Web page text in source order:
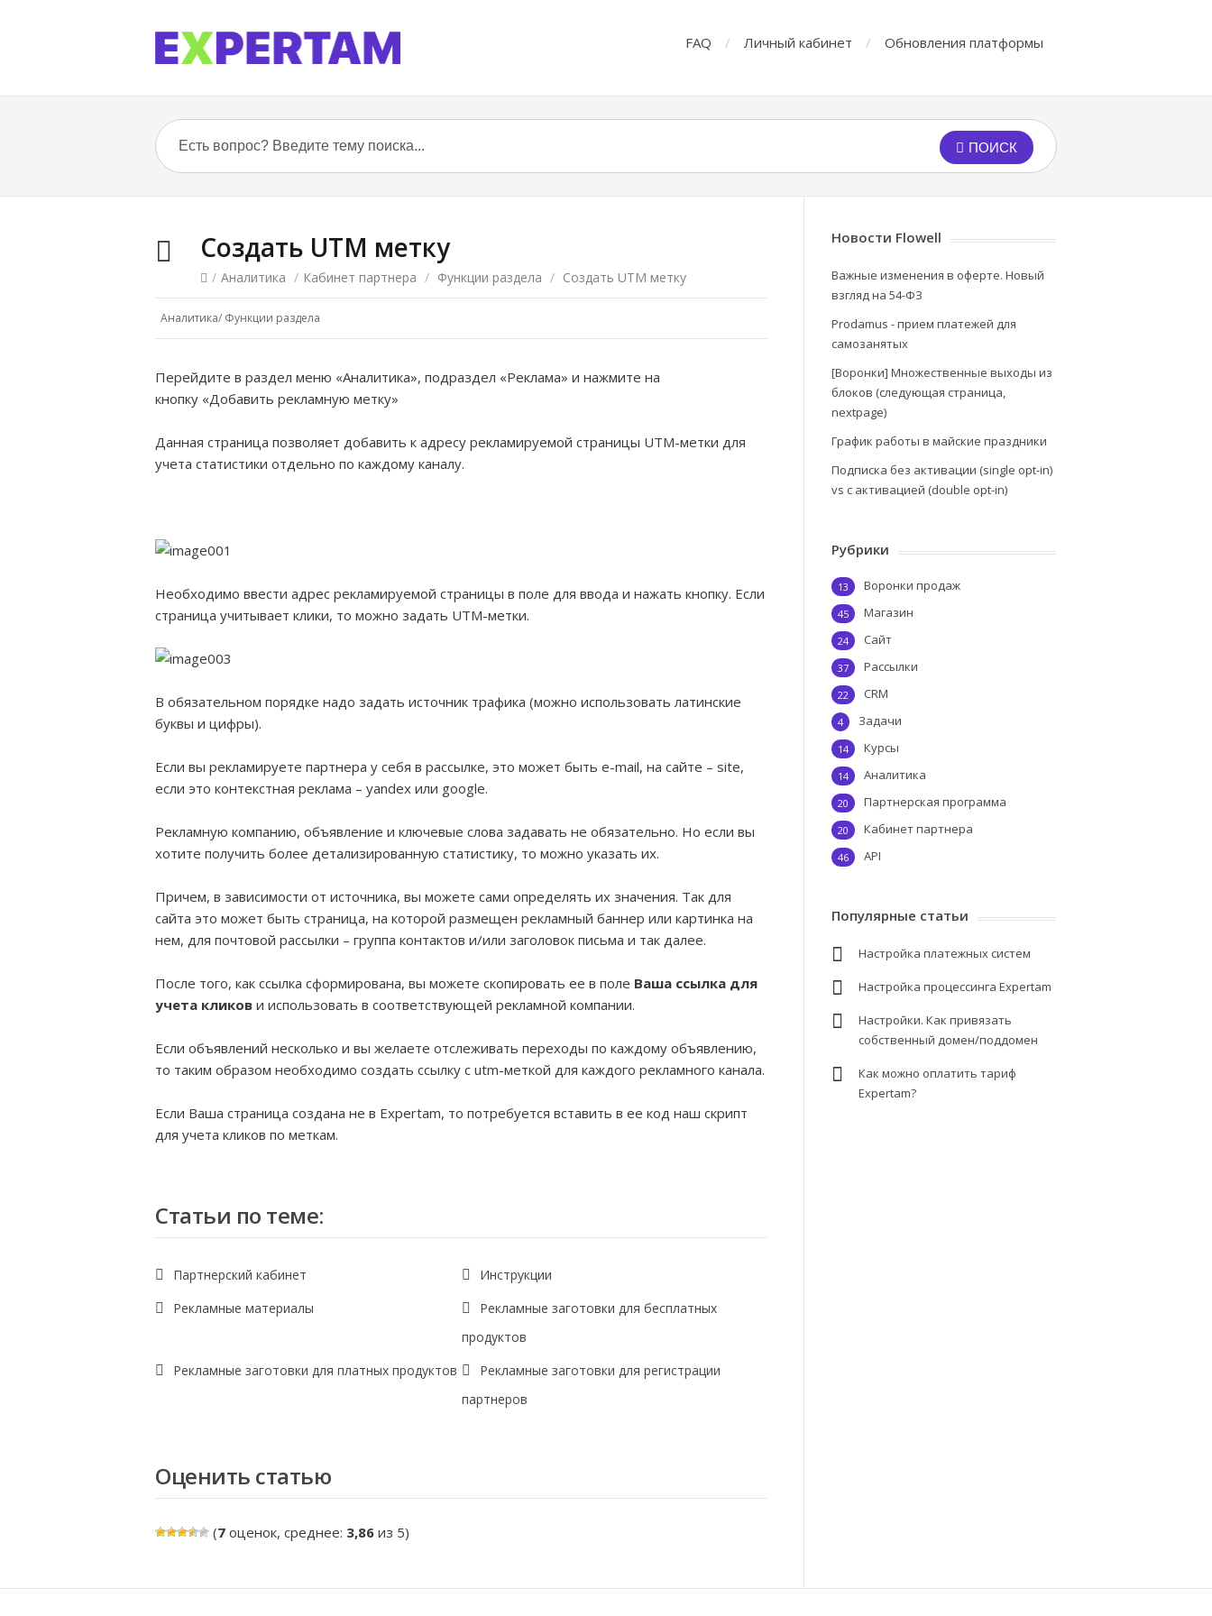
FAQ Личный кабинет Обновления платформы
ПОИСК
Создать UTM метку
/ Аналитика / Кабинет партнера / Функции раздела / Создать UTM метку
Аналитика/ Функции раздела
Перейдите в раздел меню «Аналитика», подраздел «Реклама» и нажмите на
кнопку «Добавить рекламную метку»
Данная страница позволяет добавить к адресу рекламируемой страницы UTM-метки для
учета статистики отдельно по каждому каналу.
Необходимо ввести адрес рекламируемой страницы в поле для ввода и нажать кнопку. Если
страница учитывает клики, то можно задать UTM-метки.
В обязательном порядке надо задать источник трафика (можно использовать латинские
буквы и цифры).
Если вы рекламируете партнера у себя в рассылке, это может быть e-mail, на сайте – site,
если это контекстная реклама – yandex или google.
Рекламную компанию, объявление и ключевые слова задавать не обязательно. Но если вы
хотите получить более детализированную статистику, то можно указать их.
Причем, в зависимости от источника, вы можете сами определять их значения. Так для
сайта это может быть страница, на которой размещен рекламный баннер или картинка на
нем, для почтовой рассылки – группа контактов и/или заголовок письма и так далее.
После того, как ссылка сформирована, вы можете скопировать ее в поле Ваша ссылка для
учета кликов и использовать в соответствующей рекламной компании.
Если объявлений несколько и вы желаете отслеживать переходы по каждому объявлению,
то таким образом необходимо создать ссылку с utm-меткой для каждого рекламного канала.
Если Ваша страница создана не в Expertam, то потребуется вставить в ее код наш скрипт
для учета кликов по меткам.
Статьи по теме:
Партнерский кабинет
Инструкции
Рекламные материалы
Рекламные заготовки для бесплатных
продуктов
Рекламные заготовки для платных продуктов
Рекламные заготовки для регистрации
партнеров
Оценить статью
(7 оценок, среднее: 3,86 из 5)
Новости Flowell
Важные изменения в оферте. Новый
взгляд на 54-ФЗ
Prodamus - прием платежей для
самозанятых
[Воронки] Множественные выходы из
блоков (следующая страница,
nextpage)
График работы в майские праздники
Подписка без активации (single opt-in)
vs с активацией (double opt-in)
Рубрики
Воронки продаж
13
Магазин
45
Сайт
24
Рассылки
37
CRM
22
Задачи
4
Курсы
14
Аналитика
14
Партнерская программа
20
Кабинет партнера
20
API
46
Популярные статьи
Настройка платежных систем
Настройка процессинга Expertam
Настройки. Как привязать
собственный домен/поддомен
Как можно оплатить тариф
Expertam?